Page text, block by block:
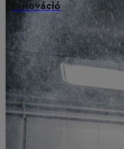
Innováció